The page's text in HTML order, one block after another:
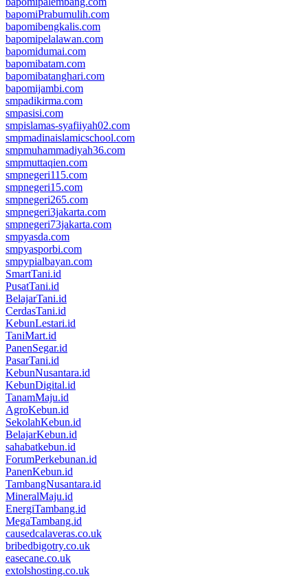
bapomiPrabumulih.com
bapomibengkalis.com
bapomipelalawan.com
bapomidumai.com
bapomibatam.com
bapomibatanghari.com
bapomijambi.com
smpadikirma.com
smpasisi.com
smpislamas-syafiiyah02.com
smpmadinaislamicschool.com
smpmuhammadiyah36.com
smpmuttaqien.com
smpnegeri115.com
smpnegeri15.com
smpnegeri265.com
smpnegeri3jakarta.com
smpnegeri73jakarta.com
smpyasda.com
smpyasporbi.com
smpypialbayan.com
SmartTani.id
PusatTani.id
BelajarTani.id
CerdasTani.id
KebunLestari.id
TaniMart.id
PanenSegar.id
PasarTani.id
KebunNusantara.id
KebunDigital.id
TanamMaju.id
AgroKebun.id
SekolahKebun.id
BelajarKebun.id
sahabatkebun.id
ForumPerkebunan.id
PanenKebun.id
TambangNusantara.id
MineralMaju.id
EnergiTambang.id
MegaTambang.id
causedcalaveras.co.uk
bribedbigotry.co.uk
easecane.co.uk
extolshosting.co.uk